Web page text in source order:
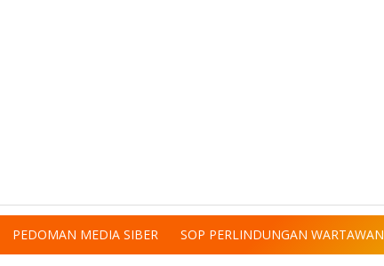
PEDOMAN MEDIA SIBER SOP PERLINDUNGAN WARTAWAN